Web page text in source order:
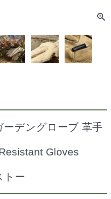
デングローブ 革手
Gloves
トー